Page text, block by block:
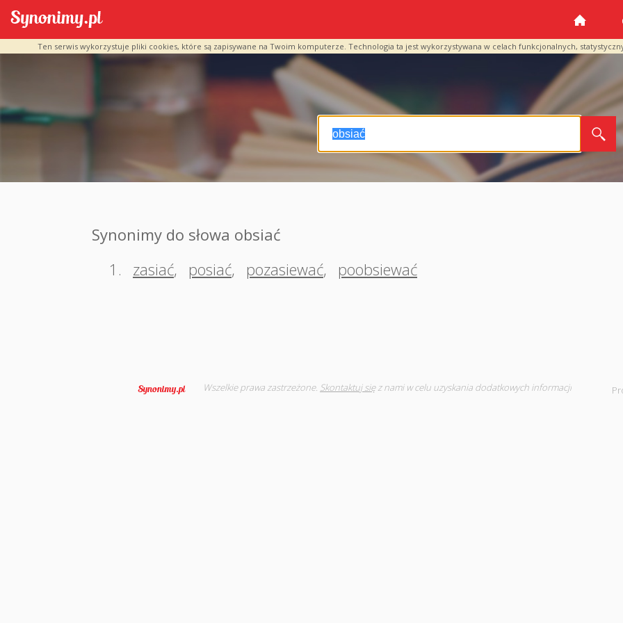
Ten serwis wykorzystuje pliki cookies, które są zapisywane na Twoim komputerze. Technologia ta jest wykorzystywana w celach funkcjonalnych,
Synonimy do słowa obsiać
1.
zasiać, posiać, pozasiewać, poobsiewać
Wszelkie prawa zastrzeżone. Skontaktuj sięz nami w celu uzyskania dodatkowych informacji